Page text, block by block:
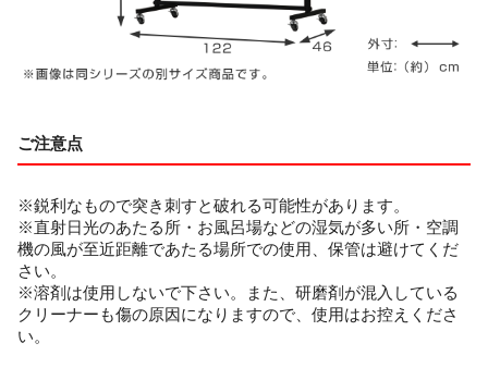
ご注意点
※鋭利なもので突き刺すと破れる可能性があります。
※直射日光のあたる所・お風呂場などの湿気が多い所・空調
機の風が至近距離であたる場所での使用、保管は避けてくだ
さい。
※溶剤は使用しないで下さい。また、研磨剤が混入している
クリーナーも傷の原因になりますので、使用はお控えくださ
い。